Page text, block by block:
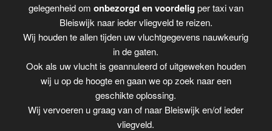
gelegenheid om onbezorgd en voordelig per taxi van
Bleiswijk naar ieder vliegveld te reizen.
Wij houden te allen tijden uw vluchtgegevens nauwkeurig
in de gaten.
Ook als uw vlucht is geannuleerd of uitgeweken houden
wij u op de hoogte en gaan we op zoek naar een
geschikte oplossing.
Wij vervoeren u graag van of naar Bleiswijk en/of ieder
vliegveld.